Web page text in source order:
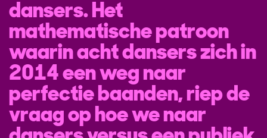
dansers. Het
mathematische patroon
waarin acht dansers zich in
2014 een weg naar
perfectie baanden, riep de
vraag op hoe we naar